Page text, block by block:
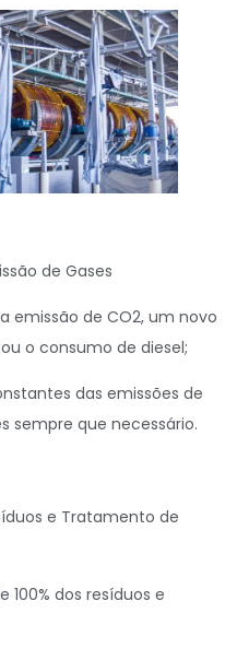
de Gases
emissão de CO2, um novo
o consumo de diesel;
das emissões de
sempre que necessário.
e Tratamento de
dos resíduos e